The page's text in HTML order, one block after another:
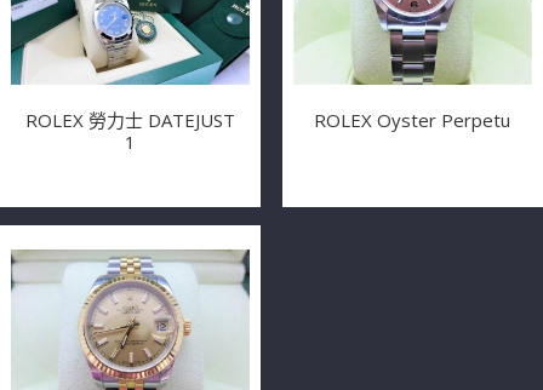
ROLEX 勞力士 DATEJUST
1
ROLEX Oyster Perpetu